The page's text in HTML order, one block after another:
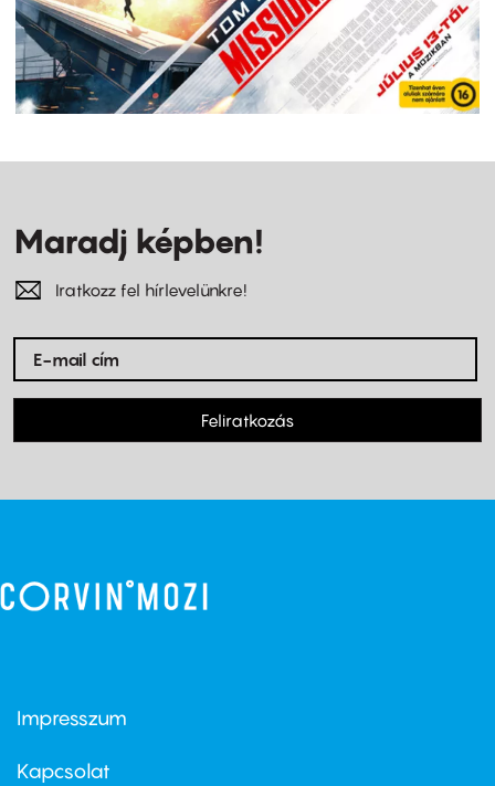
Maradj képben!
Iratkozz fel hírlevelünkre!
Feliratkozás
Footer
first
Impresszum
Kapcsolat